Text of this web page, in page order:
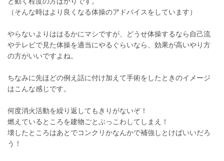
（そんな時はより良くなる体操のアドバイスをしています）
やらないよりははるかにマシですが、どうせ体操するなら自己流
やテレビで見た体操を適当にやるぐらいなら、効果が高いやり方
の方がいいですよね。
ちなみに先ほどの例え話に付け加えて手術をしたときのイメージ
はこんな感じです。
何度消火活動を繰り返してもきりがないぞ！
燃えているところを建物ごとぶっこわしてしまえ！
壊したところはあとでコンクリかなんかで補強しとけばいいだろ
う！